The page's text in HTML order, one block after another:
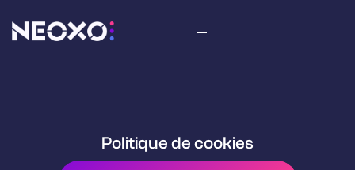
Politique de cookies